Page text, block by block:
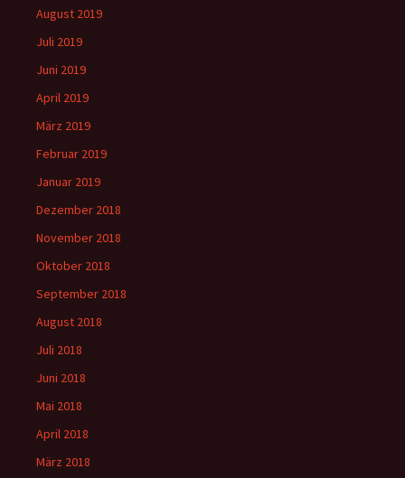
August 2019
Juli 2019
Juni 2019
April 2019
März 2019
Februar 2019
Januar 2019
Dezember 2018
November 2018
Oktober 2018
September 2018
August 2018
Juli 2018
Juni 2018
Mai 2018
April 2018
März 2018